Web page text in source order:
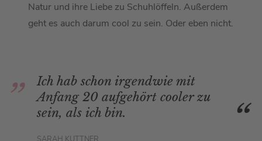
Natur und ihre Liebe zu Schuhlöffeln. Außerdem
geht es auch darum cool zu sein. Oder eben nicht.
Ich hab schon irgendwie mit
Anfang 20 aufgehört cooler zu
sein, als ich bin.